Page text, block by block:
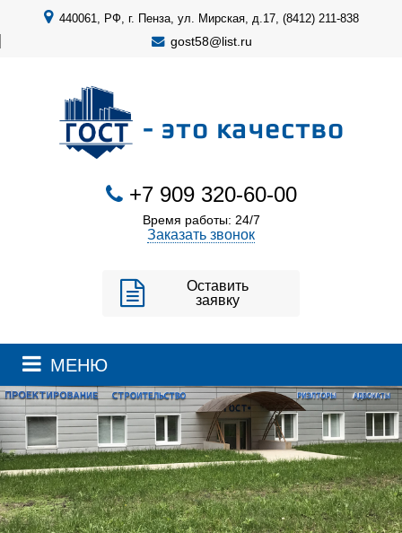
440061, РФ, г. Пенза, ул. Мирская, д.17, (8412) 211-838
gost58@list.ru
- это качество
+7 909 320-60-00
Время работы: 24/7
Заказать звонок
Оставить
заявку
МЕНЮ